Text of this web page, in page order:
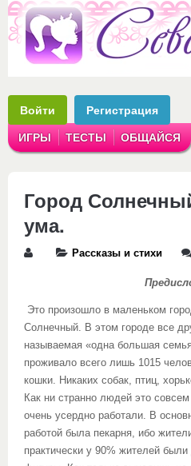
Войти Регистрация
ИГРЫ ТЕСТЫ ОБЩАЙСЯ
Город
ума.
Рассказы и стихи
Это произошло в маленьком
Солнечный. В этом городе все
называемая «одна большая
проживало всего лишь 1015
кошки. Никаких собак, птиц,
Как ни странно людей это
очень усердно работали. В
работой была пекарня, ибо
практически у 90% жителей